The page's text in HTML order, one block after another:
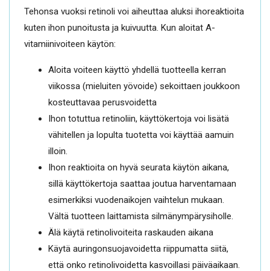
Tehonsa vuoksi retinoli voi aiheuttaa aluksi ihoreaktioita
kuten ihon punoitusta ja kuivuutta. Kun aloitat A-
vitamiinivoiteen käytön:
Aloita voiteen käyttö yhdellä tuotteella kerran
viikossa (mieluiten yövoide) sekoittaen joukkoon
kosteuttavaa perusvoidetta
Ihon totuttua retinoliin, käyttökertoja voi lisätä
vähitellen ja lopulta tuotetta voi käyttää aamuin
illoin.
Ihon reaktioita on hyvä seurata käytön aikana,
sillä käyttökertoja saattaa joutua harventamaan
esimerkiksi vuodenaikojen vaihtelun mukaan.
Vältä tuotteen laittamista silmänympärysiholle.
Älä käytä retinolivoiteita raskauden aikana
Käytä auringonsuojavoidetta riippumatta siitä,
että onko retinolivoidetta kasvoillasi päiväaikaan.